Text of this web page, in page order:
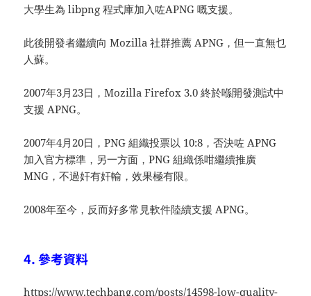
大學生為 libpng 程式庫加入咗APNG 嘅支援。
此後開發者繼續向 Mozilla 社群推薦 APNG，但一直無乜
人蘇。
2007年3月23日，Mozilla Firefox 3.0 終於喺開發測試中
支援 APNG。
2007年4月20日，PNG 組織投票以 10:8，否決咗 APNG
加入官方標準，另一方面，PNG 組織係咁繼續推廣
MNG，不過奸有奸輸，效果極有限。
2008年至今，反而好多常見軟件陸續支援 APNG。
4. 參考資料
https://www.techbang.com/posts/14598-low-quality-